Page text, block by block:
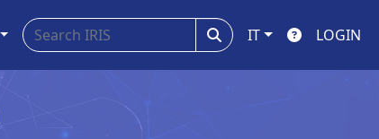
IT LOGIN